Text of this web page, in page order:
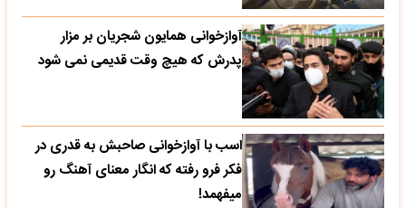
آوازخوانی همایون شجریان بر مزار
پدرش که هیچ وقت قدیمی نمی شود
اسب با آوازخوانی صاحبش به قدری در
فکر فرو رفته که انگار معنای آهنگ رو
میفهمد!